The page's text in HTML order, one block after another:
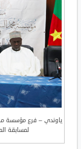
ياوندي – فرع مؤسسة
لمسابقة